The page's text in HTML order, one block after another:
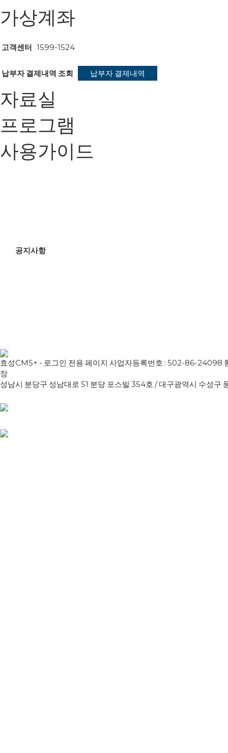
가상계좌
고객센터 1599-1524
납부자 결제내역 조회 납부자 결제내역
자료실
프로그램
사용가이드
공지사항
효성CMS+ - 로그인 전용 페이지 사업자등록번호 : 502-86-24098
장
성남시 분당구 성남대로 51 분당 포스빌 354호 / 대구광역시 수성